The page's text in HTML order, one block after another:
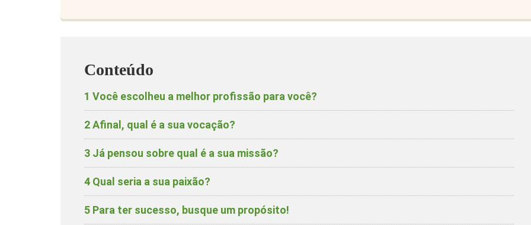
Conteúdo
1 Você escolheu a melhor profissão para você?
2Afinal, qual é a sua vocação?
3 Já pensou sobre qual é a sua missão?
4 Qual seria a sua paixão?
5 Para ter sucesso, busque um propósito!